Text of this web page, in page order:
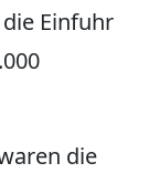
Einfuhr
die